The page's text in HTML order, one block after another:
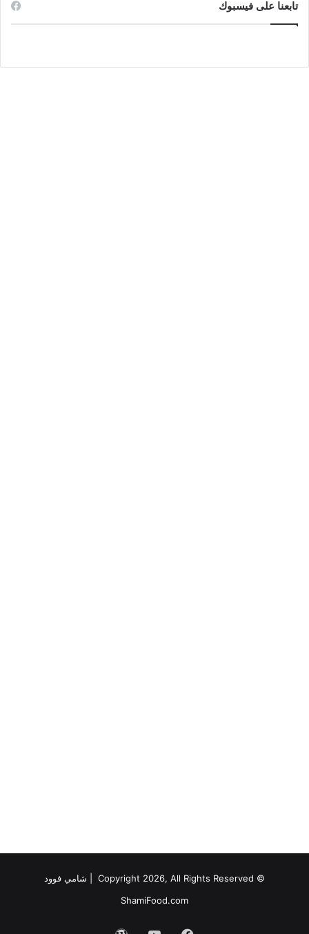
تابعنا على فيسبوك
© Copyright 2026, All Rights Reserved |
شامي فوود
ShamiFood.com